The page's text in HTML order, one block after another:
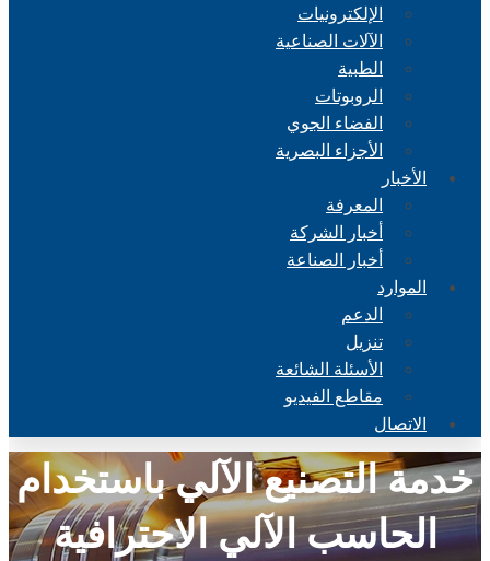
الإلكترونيات
الآلات الصناعية
الطبية
الروبوتات
الفضاء الجوي
الأجزاء البصرية
الأخبار
المعرفة
أخبار الشركة
أخبار الصناعة
الموارد
الدعم
تنزيل
الأسئلة الشائعة
مقاطع الفيديو
الاتصال
خدمة التصنيع الآلي باستخدام
الحاسب الآلي الاحترافية